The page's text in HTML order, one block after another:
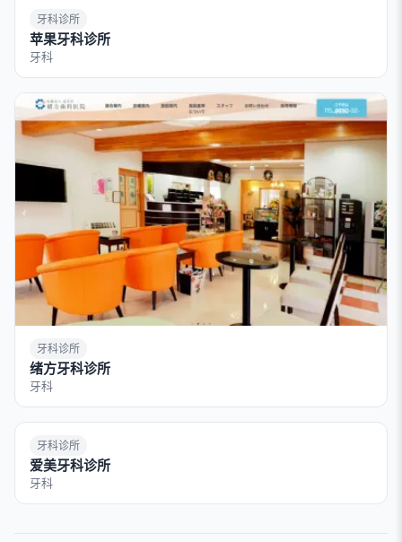
牙科诊所
苹果牙科诊所
牙科
牙科诊所
绪方牙科诊所
牙科
牙科诊所
爱美牙科诊所
牙科